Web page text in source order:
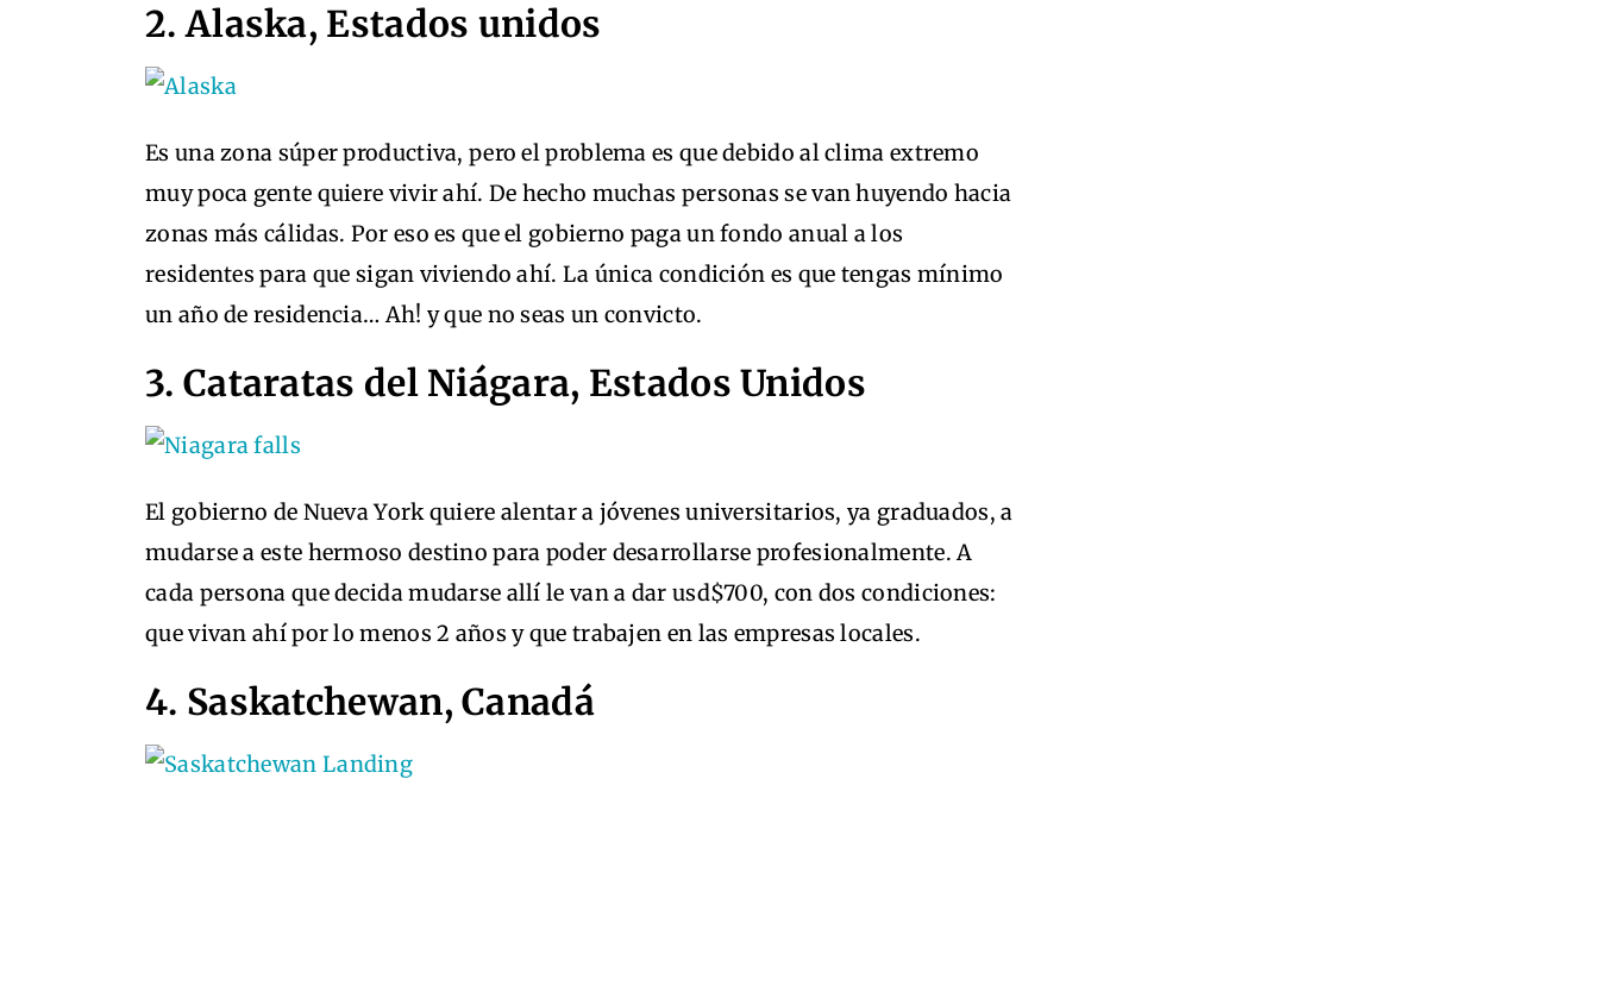
2. Alaska, Estados unidos
Es una zona súper productiva, pero el problema es que debido al clima extremo
muy poca gente quiere vivir ahí. De hecho muchas personas se van huyendo hacia
zonas más cálidas. Por eso es que el gobierno paga un fondo anual a los
residentes para que sigan viviendo ahí. La única condición es que tengas mínimo
un año de residencia… Ah! y que no seas un convicto.
3. Cataratas del Niágara, Estados Unidos
El gobierno de Nueva York quiere alentar a jóvenes universitarios, ya graduados, a
mudarse a este hermoso destino para poder desarrollarse profesionalmente. A
cada persona que decida mudarse allí le van a dar usd$700, con dos condiciones:
que vivan ahí por lo menos 2 años y que trabajen en las empresas locales.
4. Saskatchewan, Canadá